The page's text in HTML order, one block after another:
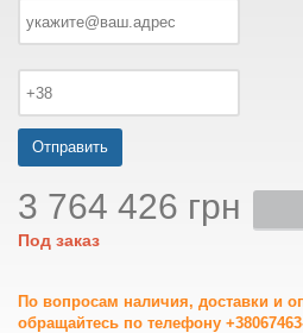
Отправить
3 764 426 грн
Под заказ
По вопросам наличия, доставки и
обращайтесь по телефону